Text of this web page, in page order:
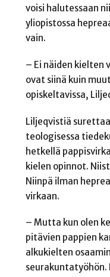
voisi halutessaan
yliopistossa
vain.
– Ei näiden kielten
ovat siinä kuin
opiskeltavissa,
Liljeqvistiä
teologisessa
hetkellä
kielen opinnot.
Niinpä ilman
virkaan.
– Mutta kun olen
pitävien pappien
alkukielten
seurakuntatyöhön.